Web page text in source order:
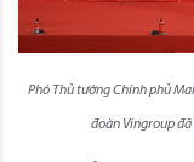
Phó Thủ tướng Chính phủ
đoàn Vingroup